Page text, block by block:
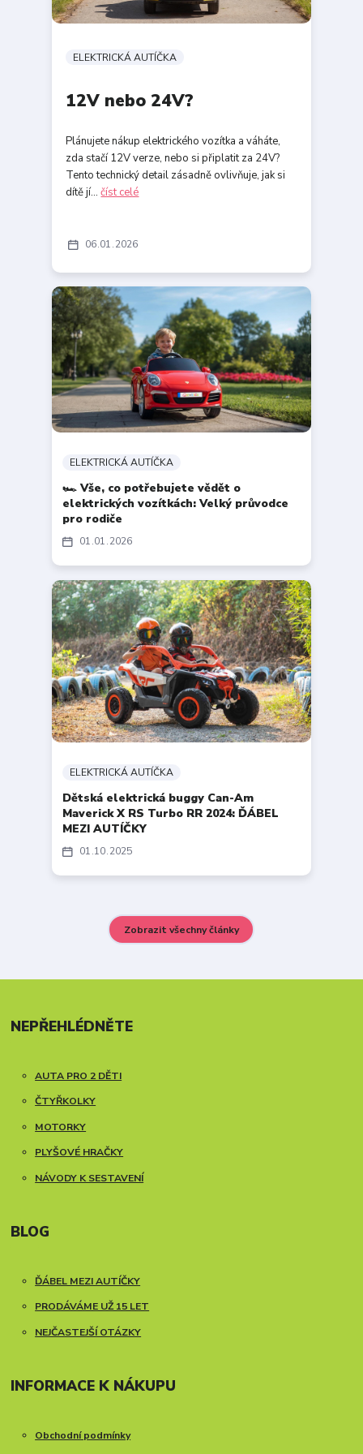
06 01 2026
ELEKTRICKÁ AUTÍČKA
12V nebo 24V?
Plánujete nákup elektrického vozítka a váháte,
zda stačí 12V verze, nebo si připlatit za 24V?
Tento technický detail zásadně ovlivňuje, jak si
dítě jí...číst celé
01 01 2026
ELEKTRICKÁ AUTÍČKA
🏎️ Vše, co potřebujete vědět o
elektrických vozítkách: Velký průvodce
pro rodiče
01 10 2025
ELEKTRICKÁ AUTÍČKA
Dětská elektrická buggy Can-Am
Maverick X RS Turbo RR 2024: ĎÁBEL
MEZI AUTÍČKY
Zobrazit všechny články
NEPŘEHLÉDNĚTE
AUTA PRO 2 DĚTI
ČTYŘKOLKY
MOTORKY
PLYŠOVÉ HRAČKY
NÁVODY K SESTAVENÍ
BLOG
ĎÁBEL MEZI AUTÍČKY
PRODÁVÁME UŽ 15 LET
NEJČASTEJŠÍ OTÁZKY
INFORMACE K NÁKUPU
Obchodní podmínky